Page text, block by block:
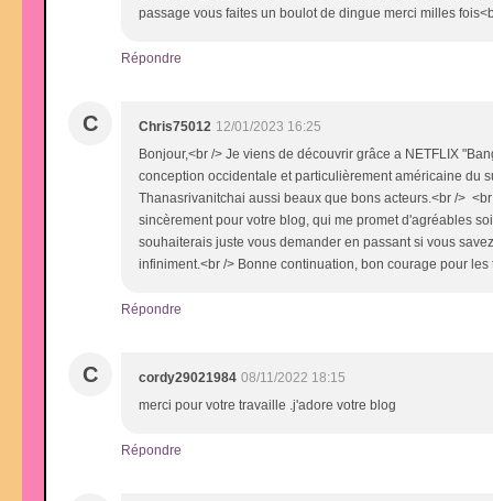
passage vous faites un boulot de dingue merci milles
Répondre
C Chris75012 12/01/2023 16:25
Bonjour,<br /> Je viens de découvrir grâce a NETFLIX
conception occidentale et particulièrement américaine du
Thanasrivanitchai aussi beaux que bons acteurs.<br />
sincèrement pour votre blog, qui me promet d'agréables
souhaiterais juste vous demander en passant si vous
infiniment.<br /> Bonne continuation, bon courage pour
Répondre
C cordy29021984 08/11/2022 18:15
merci pour votre travaille .j'adore votre blog
Répondre